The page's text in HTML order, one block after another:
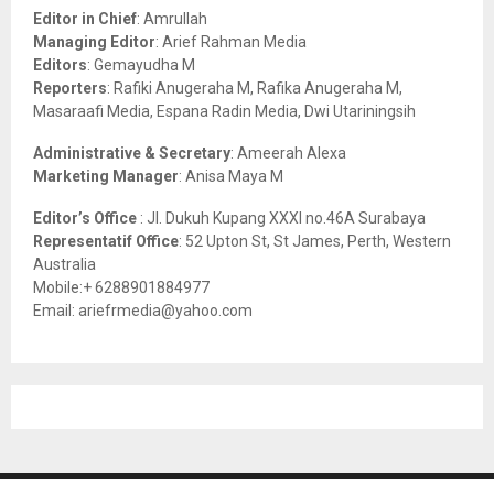
o
r
:
Editor in Chief: Amrullah
Managing Editor: Arief Rahman Media
Editors: Gemayudha M
Reporters: Rafiki Anugeraha M, Rafika Anugeraha M,
Masaraafi Media, Espana Radin Media, Dwi Utariningsih
Administrative & Secretary: Ameerah Alexa
Marketing Manager: Anisa Maya M
Editor’s Office : Jl. Dukuh Kupang XXXI no.46A Surabaya
Representatif Office: 52 Upton St, St James, Perth, Western
Australia
Mobile:+ 6288901884977
Email: ariefrmedia@yahoo.com